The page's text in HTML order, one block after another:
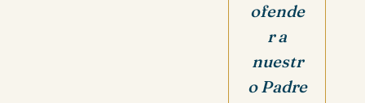
ofende
r a
nuestr
o Padre